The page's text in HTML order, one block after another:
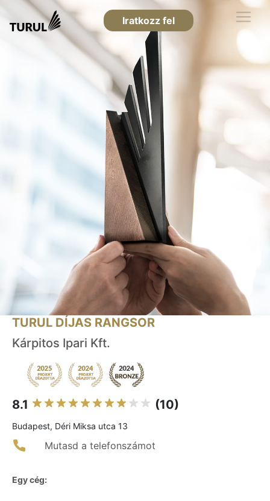
Iratkozz fel
TURUL DÍJAS RANGSOR
Kárpitos Ipari Kft.
8.1 (10)
Budapest, Déri Miksa utca 13
Mutasd a telefonszámot
Egy cég: